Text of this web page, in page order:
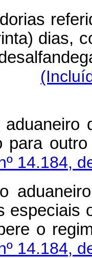
dias,
para
14.184,
especiais
o
14.184,